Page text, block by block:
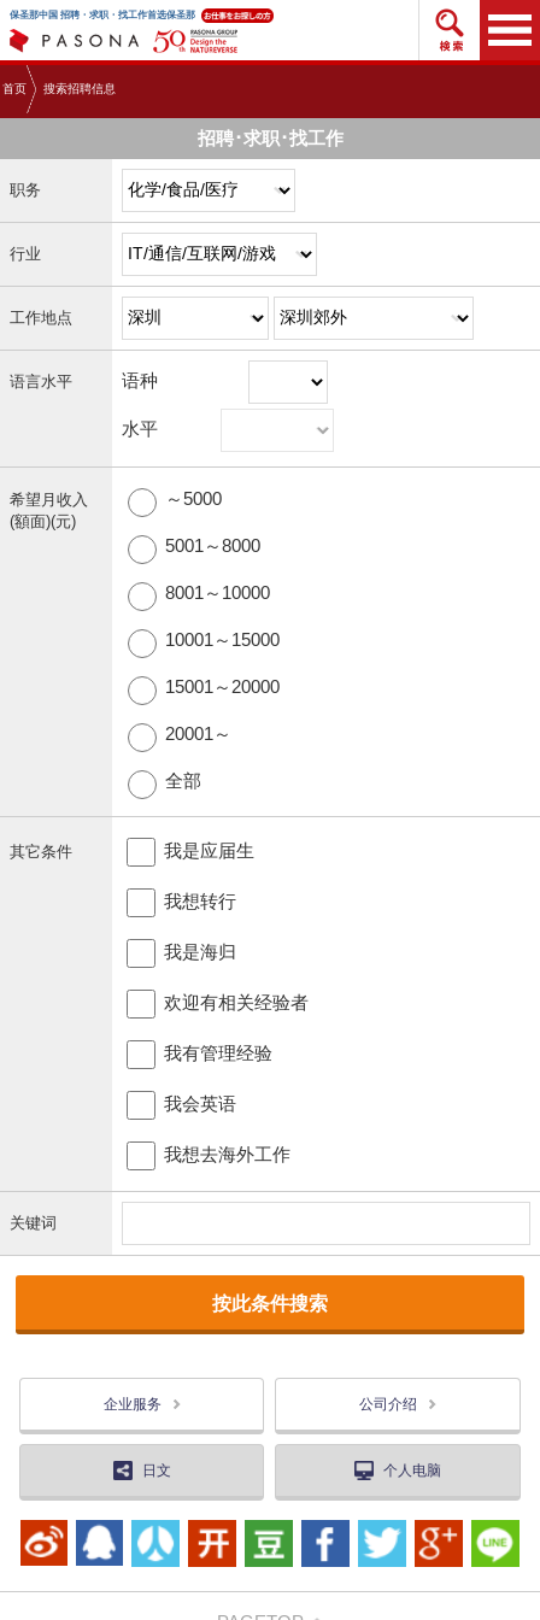
保圣那中国 招聘・求职・找工作首选保圣那 搜索
首页 搜索招聘信息
招聘･求职･找工作
职务
行业
工作地点
语言水平 语种
水平
希望月收入
(額面)(元)
～5000
5001～8000
8001～10000
10001～15000
15001～20000
20001～
全部
其它条件 我是应届生
我想转行
我是海归
欢迎有相关经验者
我有管理经验
我会英语
我想去海外工作
关键词
企业服务 公司介绍
日文 个人电脑